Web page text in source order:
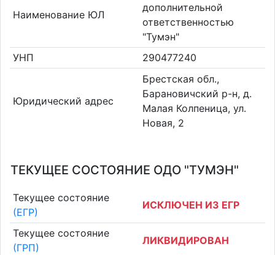
Наименование ЮЛ
дополнительной
ответственностью
"Тумэн"
УНП
290477240
Юридический адрес
Брестская обл.,
Барановичский р-н, д.
Малая Колпеница, ул.
Новая, 2
ТЕКУЩЕЕ СОСТОЯНИЕ ОДО "ТУМЭН"
Текущее состояние
(ЕГР)
ИСКЛЮЧЕН ИЗ ЕГР
Текущее состояние
(ГРП)
ЛИКВИДИРОВАН